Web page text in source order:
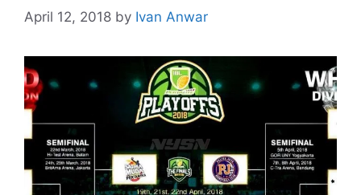
April 12, 2018 by Ivan Anwar